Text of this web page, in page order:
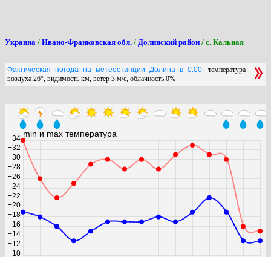
Украина / Ивано-Франковская обл. / Долинский район / с. Кальная
Фактическая погода на метеостанции Долина в 0:00: температура
воздуха 26°, видимость км, ветер 3 м/с, облачность 0%
min и max температура
+10
+12
+14
+16
+18
+20
+22
+24
+26
+28
+30
+32
+34